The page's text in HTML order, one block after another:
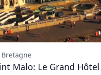
Bretagne
Malo: Le Grand